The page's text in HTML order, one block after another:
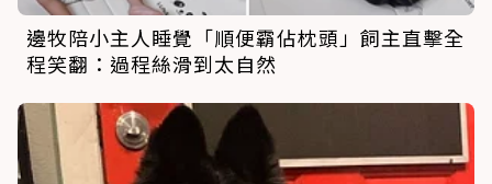
邊牧陪小主人睡覺「順便霸佔枕頭」飼主直擊全
程笑翻：過程絲滑到太自然